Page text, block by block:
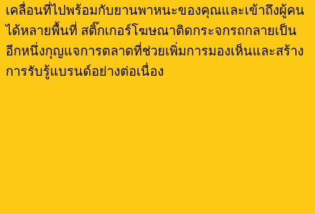
เคลื่อนที่ไปพร้อมกับยานพาหนะของคุณและเข้าถึงผู้คน
ได้หลายพื้นที่ สติ๊กเกอร์โฆษณาติดกระจกรถกลายเป็น
อีกหนึ่งกุญแจการตลาดที่ช่วยเพิ่มการมองเห็นและสร้าง
การรับรู้แบรนด์อย่างต่อเนื่อง